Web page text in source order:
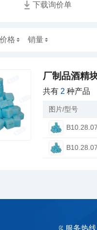
下载询价单
价格 销量
厂制品酒精
共有 2 种产品
图片/型号